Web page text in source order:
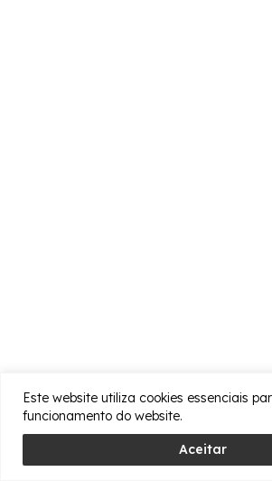
Este website utiliza cookies essenciais
funcionamento do website.
Aceitar